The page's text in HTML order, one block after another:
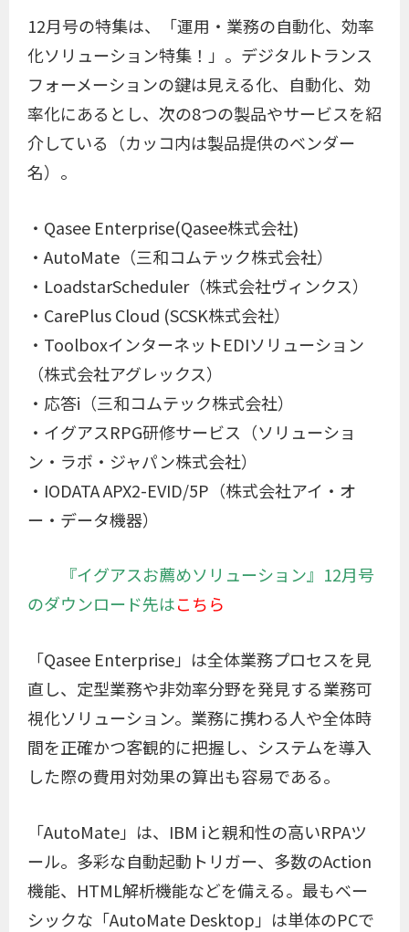
12月号の特集は、「運用・業務の自動化、効率
化ソリューション特集！」。デジタルトランス
フォーメーションの鍵は見える化、自動化、効
率化にあるとし、次の8つの製品やサービスを紹
介している（カッコ内は製品提供のベンダー
名）。
・Qasee Enterprise(Qasee株式会社)
・AutoMate（三和コムテック株式会社）
・LoadstarScheduler（株式会社ヴィンクス）
・CarePlus Cloud (SCSK株式会社）
・ToolboxインターネットEDIソリューション
（株式会社アグレックス）
・応答i（三和コムテック株式会社）
・イグアスRPG研修サービス（ソリューショ
ン・ラボ・ジャパン株式会社）
・IODATA APX2-EVID/5P（株式会社アイ・オ
ー・データ機器）
『イグアスお薦めソリューション』12月号
のダウンロード先はこちら
「Qasee Enterprise」は全体業務プロセスを見
直し、定型業務や非効率分野を発見する業務可
視化ソリューション。業務に携わる人や全体時
間を正確かつ客観的に把握し、システムを導入
した際の費用対効果の算出も容易である。
「AutoMate」は、IBM iと親和性の高いRPAツ
ール。多彩な自動起動トリガー、多数のAction
機能、HTML解析機能などを備える。最もベー
シックな「AutoMate Desktop」は単体のPCで